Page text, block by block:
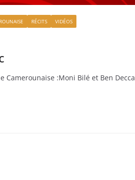
RÉCITS VIDÉOS
Camerounaise :Moni Bilé et Ben Decca